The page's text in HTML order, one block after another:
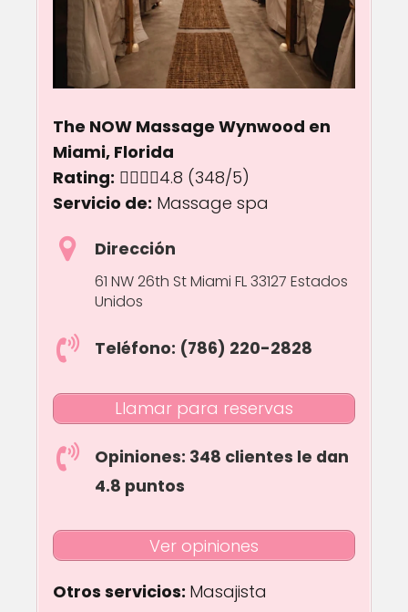
The NOW Massage Wynwood en
Miami, Florida
Rating:
4.8 out of 5.0 stars
4.8 (348/5)
Servicio de: Massage spa
Dirección
61 NW 26th St Miami FL 33127 Estados
Unidos
Teléfono: (786) 220-2828
Llamar para reservas
Opiniones: 348 clientes le dan
4.8 puntos
Ver opiniones
Otros servicios: Masajista